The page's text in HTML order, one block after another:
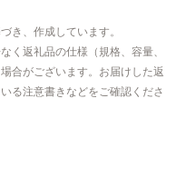
き、作成しています。
く返礼品の仕様（規格、容量、
合がございます。お届けした返
る注意書きなどをご確認くださ